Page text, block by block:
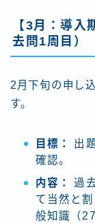
【3月：導
去問1周目）
2月下旬の申し
す。
目標：
出
確認。
内容：
過
て当然と
般知識（